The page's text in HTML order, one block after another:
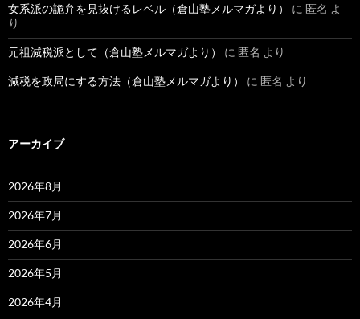
女系派の詭弁を見抜けるレベル（倉山塾メルマガより） に 匿名 よ
り
元祖減税派として（倉山塾メルマガより） に 匿名 より
減税を政局にする方法（倉山塾メルマガより） に 匿名 より
アーカイブ
2026年8月
2026年7月
2026年6月
2026年5月
2026年4月